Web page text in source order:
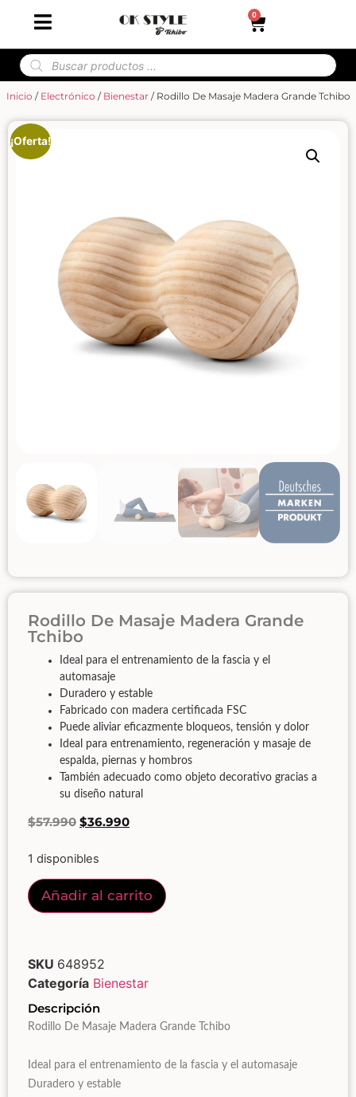
0
Inicio / Electrónico / Bienestar/ Rodillo De Masaje Madera Grande Tchibo
¡Oferta!
Rodillo De Masaje Madera Grande
Tchibo
Ideal para el entrenamiento de la fascia y el
automasaje
Duradero y estable
Fabricado con madera certificada FSC
Puede aliviar eficazmente bloqueos, tensión y dolor
Ideal para entrenamiento, regeneración y masaje de
espalda, piernas y hombros
También adecuado como objeto decorativo gracias a
su diseño natural
$57.990 $36.990
1 disponibles
Añadir al carrito
SKU 648952
Categoría Bienestar
Descripción
Rodillo De Masaje Madera Grande Tchibo
Ideal para el entrenamiento de la fascia y el automasaje
Duradero y estable